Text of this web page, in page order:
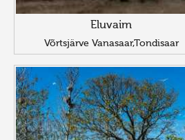
Eluvaim
Võrtsjärve Vanasaar,Tondisaar